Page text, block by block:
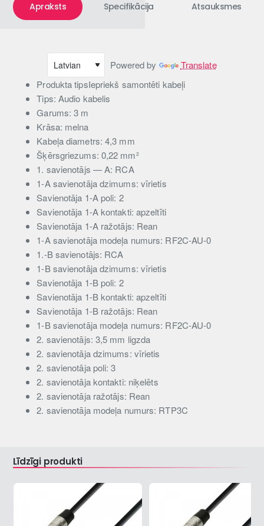
Apraksts Specifikācija Atsauksmes
Powered by
Translate
Produkta tipsIepriekš samontēti kabeļi
Tips: Audio kabelis
Garums: 3 m
Krāsa: melna
Kabeļa diametrs: 4,3 mm
Šķērsgriezums: 0,22 mm²
1. savienotājs — A: RCA
1-A savienotāja dzimums: vīrietis
Savienotāja 1-A poli: 2
Savienotāja 1-A kontakti: apzeltīti
Savienotāja 1-A ražotājs: Rean
1-A savienotāja modeļa numurs: RF2C-AU-0
1.-B savienotājs: RCA
1-B savienotāja dzimums: vīrietis
Savienotāja 1-B poli: 2
Savienotāja 1-B kontakti: apzeltīti
Savienotāja 1-B ražotājs: Rean
1-B savienotāja modeļa numurs: RF2C-AU-0
2. savienotājs: 3,5 mm ligzda
2. savienotāja dzimums: vīrietis
2. savienotāja poli: 3
2. savienotāja kontakti: niķelēts
2. savienotāja ražotājs: Rean
2. savienotāja modeļa numurs: RTP3C
Līdzīgi produkti